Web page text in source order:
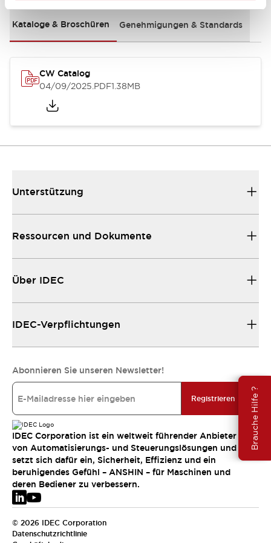
Brauche Hilfe ?
Kataloge & Broschüren Genehmigungen & Standards
CW Catalog
04/09/2025.PDF1.38MB
Unterstützung
Ressourcen und Dokumente
Über IDEC
IDEC-Verpflichtungen
Abonnieren Sie unseren Newsletter!
Registrieren
IDEC Corporation ist ein weltweit führender Anbieter
von Automatisierungs- und Steuerungslösungen und
setzt sich dafür ein, Sicherheit, Effizienz und ein
beruhigendes Gefühl – ANSHIN – für Maschinen und
deren Bediener zu verbessern.
© 2026 IDEC Corporation
Datenschutzrichtlinie